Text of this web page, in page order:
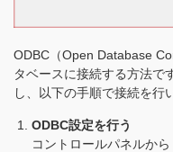
ODBC（Open Database
タベースに接続する方法で
し、以下の手順で接続を行
ODBC設定を行う
コントロールパネルか